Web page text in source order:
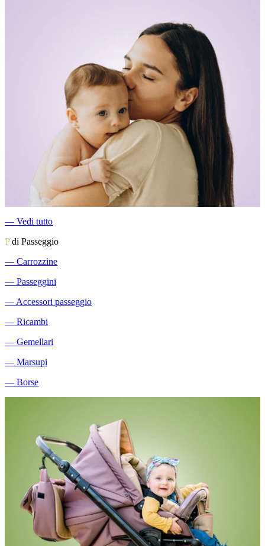
― Vedi tutto
Pdi Passeggio
― Carrozzine
― Passeggini
― Accessori passeggio
― Ricambi
― Gemellari
― Marsupi
― Borse